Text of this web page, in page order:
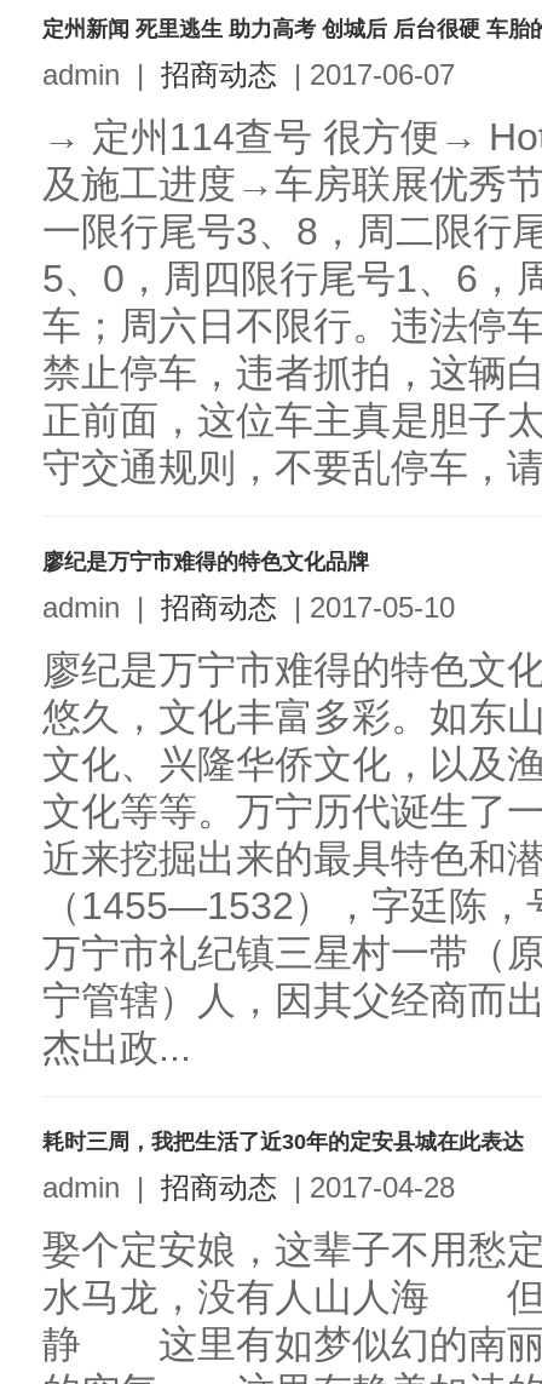
定州新闻 死里逃生 助力高考 创城后 后台很硬 车胎
admin | 招商动态 | 2017-06-07
→ 定州114查号 很方便→
及施工进度→车房联展优秀
一限行尾号3、8，周二限行
5、0，周四限行尾号1、6，
车；周六日不限行。违法停
禁止停车，违者抓拍，这辆
正前面，这位车主真是胆子
守交通规则，不要乱停车，
廖纪是万宁市难得的特色文化品牌
admin | 招商动态 | 2017-05-10
廖纪是万宁市难得的特色文
悠久，文化丰富多彩。如东
文化、兴隆华侨文化，以及
文化等等。万宁历代诞生了
近来挖掘出来的最具特色和
（1455—1532），字廷陈
万宁市礼纪镇三星村一带（
宁管辖）人，因其父经商而
杰出政...
耗时三周，我把生活了近30年的定安县城在此表达
admin | 招商动态 | 2017-04-28
娶个定安娘，这辈子不用愁
水马龙，没有人山人海
静 这里有如梦似幻的南